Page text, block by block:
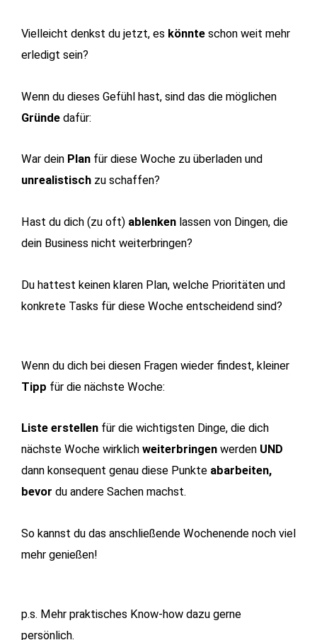
Vielleicht denkst du jetzt, es könnte schon weit mehr
erledigt sein?
Wenn du dieses Gefühl hast, sind das die möglichen
Gründe dafür:
War dein Plan für diese Woche zu überladen und
unrealistisch zu schaffen?
Hast du dich (zu oft) ablenken lassen von Dingen, die
dein Business nicht weiterbringen?
Du hattest keinen klaren Plan, welche Prioritäten und
konkrete Tasks für diese Woche entscheidend sind?
Wenn du dich bei diesen Fragen wieder findest, kleiner
Tipp für die nächste Woche:
Liste erstellen für die wichtigsten Dinge, die dich
nächste Woche wirklich weiterbringen werden UND
dann konsequent genau diese Punkte abarbeiten,
bevor du andere Sachen machst.
So kannst du das anschließende Wochenende noch viel
mehr genießen!
p.s. Mehr praktisches Know-how dazu gerne
persönlich.